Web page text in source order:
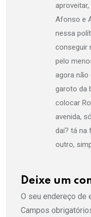
Afonso e
nessa
conseguir
pelo
agora não
garoto da
colocar
avenida,
daí? tá na
outro,
Deixe um
O seu endereço de
Campos